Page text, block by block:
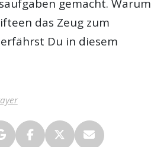
gemacht. Warum
das Zeug zum
Du in diesem